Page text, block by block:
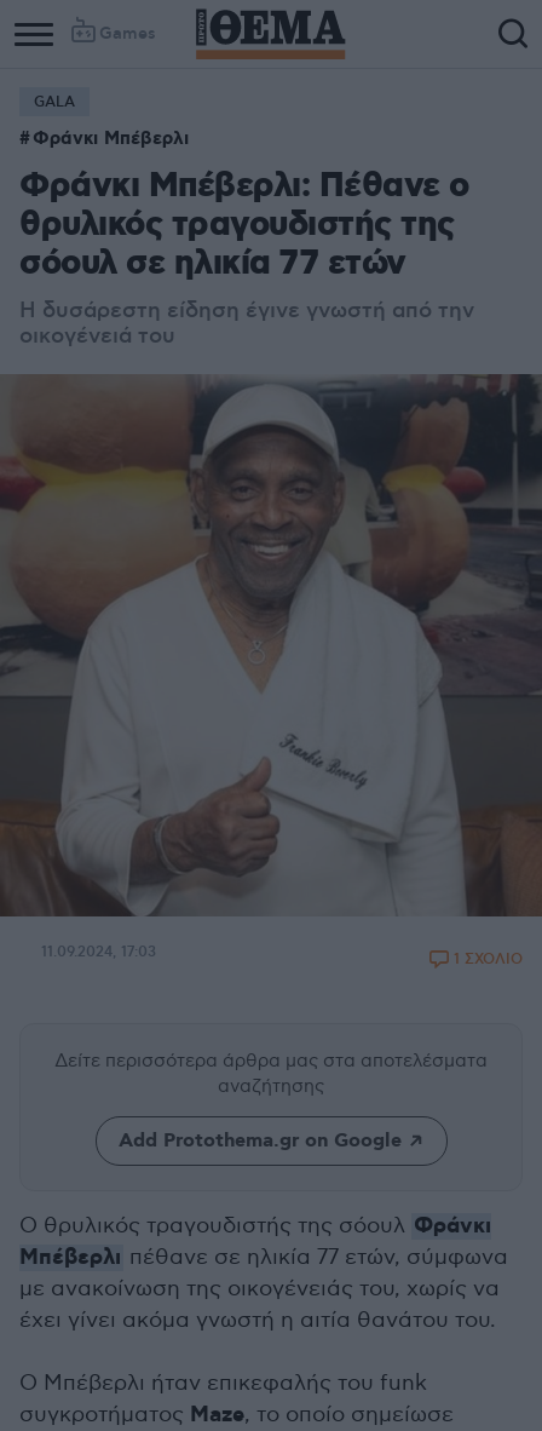
Games
Column
1
Column
2
GALA
Φράνκι Μπέβερλι
Φράνκι Μπέβερλι: Πέθανε ο
θρυλικός τραγουδιστής της
σόουλ σε ηλικία 77 ετών
Η δυσάρεστη είδηση έγινε γνωστή από την
οικογένειά του
11.09.2024, 17:03 1 ΣΧΟΛΙΟ
Δείτε περισσότερα άρθρα μας στα αποτελέσματα
αναζήτησης
Add Protothema.gr on Google
Ο θρυλικός τραγουδιστής της σόουλ Φράνκι
Μπέβερλι πέθανε σε ηλικία 77 ετών, σύμφωνα
με ανακοίνωση της οικογένειάς του, χωρίς να
έχει γίνει ακόμα γνωστή η αιτία θανάτου του.
Ο Μπέβερλι ήταν επικεφαλής του funk
συγκροτήματος Maze, το οποίο σημείωσε